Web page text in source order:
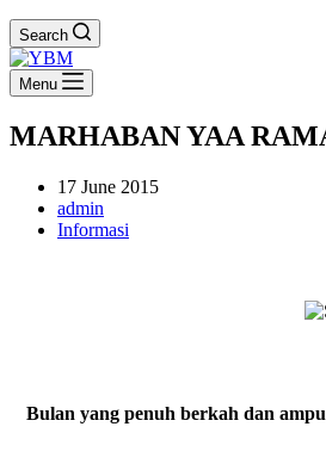
Search
Menu
MARHABAN YAA
17 June 2015
admin
Informasi
Bulan yang penuh berkah dan